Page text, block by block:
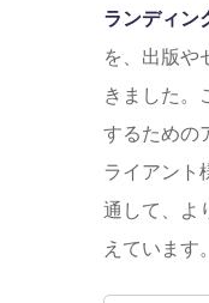
ランディン
を、出版や
きました。
するための
ライアント
通して、よ
えています。